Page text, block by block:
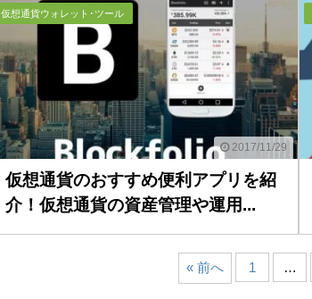
2017/11/29
仮想通貨ウォレット･ツール
仮想通貨のおすすめ便利アプリを紹
介！仮想通貨の資産管理や運用...
« 前へ 1 …